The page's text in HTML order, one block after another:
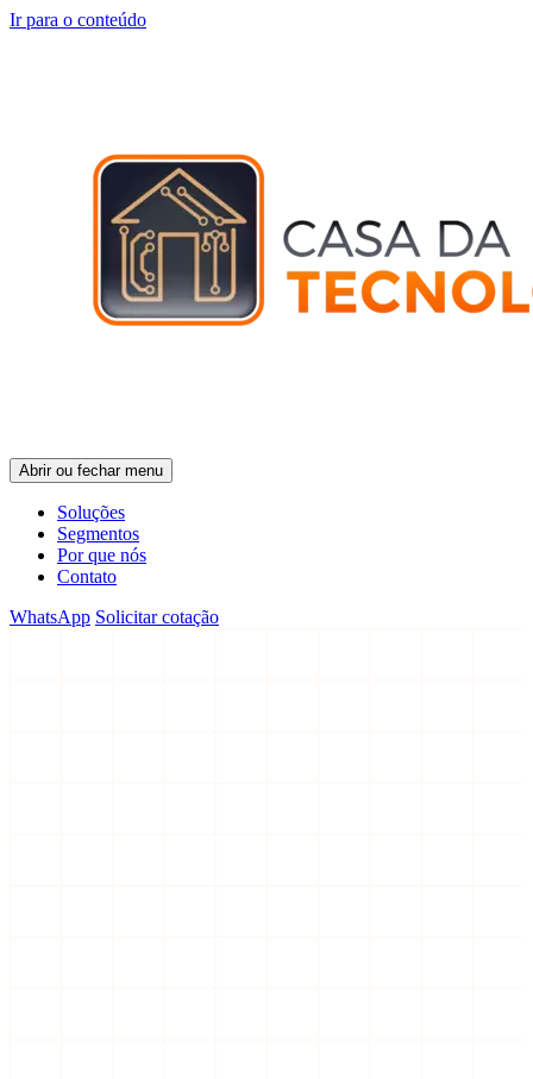
Ir para o conteúdo
Abrir ou fechar menu
Soluções
Segmentos
Por que nós
Contato
WhatsApp Solicitar cotação